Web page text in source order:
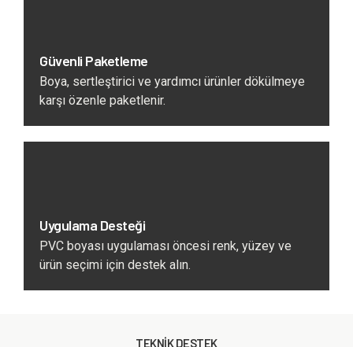
Güvenli Paketleme
Boya, sertleştirici ve yardımcı ürünler dökülmeye
karşı özenle paketlenir.
Uygulama Desteği
PVC boyası uygulaması öncesi renk, yüzey ve
ürün seçimi için destek alın.
TEKNİK DESTEK